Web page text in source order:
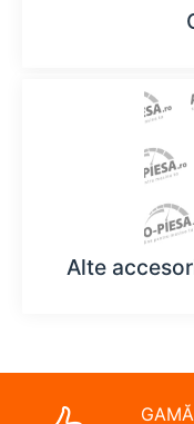
Alte